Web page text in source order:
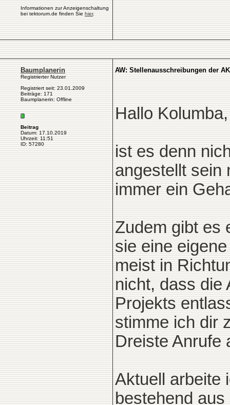
Informationen zur Anzeigenschaltung
bei tektorum.de finden Sie hier.
Baumplanerin
Registrierter Nutzer
Registriert seit: 23.01.2009
Beiträge: 171
Baumplanerin: Offline
Beitrag
Datum: 17.10.2019
Uhrzeit: 11:51
ID: 57280
AW: Stellenausschreibungen der
Hallo Kolumba,
ist es denn
angestellt sein
immer ein
Zudem gibt es
sie eine
meist in
nicht, dass die
Projekts
stimme ich dir
Dreiste Anrufe
Aktuell arbeite
bestehend